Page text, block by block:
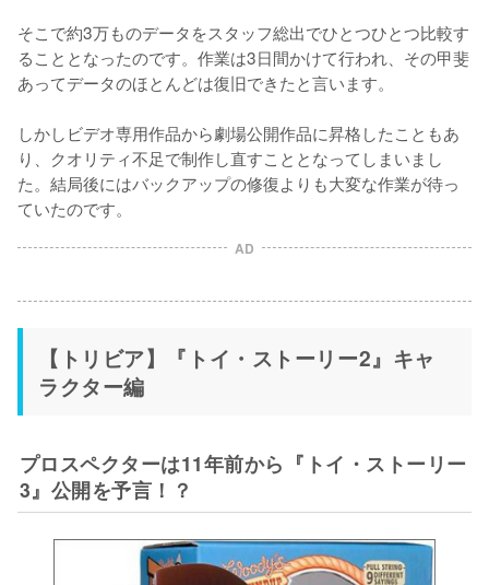
そこで約3万ものデータをスタッフ総出でひとつひとつ比較す
ることとなったのです。作業は3日間かけて行われ、その甲斐
あってデータのほとんどは復旧できたと言います。
しかしビデオ専用作品から劇場公開作品に昇格したこともあ
り、クオリティ不足で制作し直すこととなってしまいまし
た。結局後にはバックアップの修復よりも大変な作業が待っ
ていたのです。
AD
【トリビア】『トイ・ストーリー2』キャ
ラクター編
プロスペクターは11年前から『トイ・ストーリー
3』公開を予言！？